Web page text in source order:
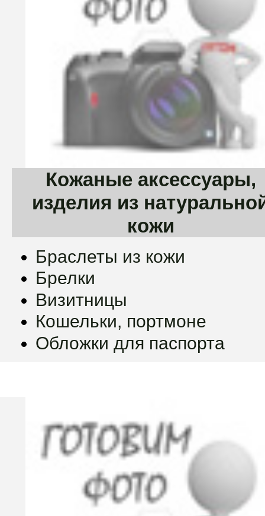
Кожаные аксессуары,
изделия из
кожи
Браслеты из кожи
Брелки
Визитницы
Кошельки, портмоне
Обложки для паспорта